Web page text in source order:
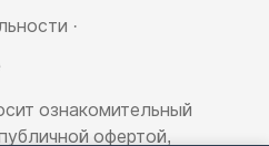
·
ознакомительный
офертой,